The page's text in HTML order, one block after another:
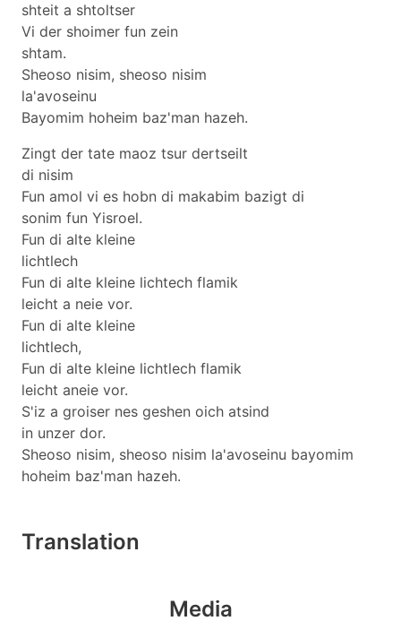
shteit a shtoltser
Vi der shoimer fun zein
shtam.
Sheoso nisim, sheoso nisim
la'avoseinu
Bayomim hoheim baz'man hazeh.
Zingt der tate maoz tsur dertseilt
di nisim
Fun amol vi es hobn di makabim bazigt di
sonim fun Yisroel.
Fun di alte kleine
lichtlech
Fun di alte kleine lichtech flamik
leicht a neie vor.
Fun di alte kleine
lichtlech,
Fun di alte kleine lichtlech flamik
leicht aneie vor.
S'iz a groiser nes geshen oich atsind
in unzer dor.
Sheoso nisim, sheoso nisim la'avoseinu bayomim
hoheim baz'man hazeh.
Translation
Media